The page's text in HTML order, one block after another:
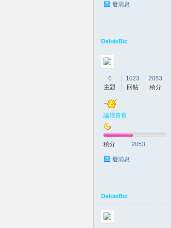
發消息
DeloisBic
0
主題
1023
回帖
2053
積分
論壇貴賓
積分 2053
發消息
DeloisBic